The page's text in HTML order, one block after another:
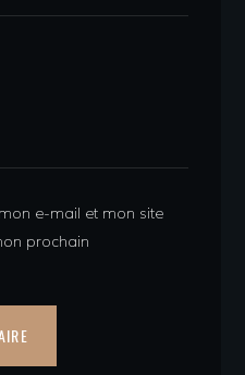
e-mail et mon site
prochain